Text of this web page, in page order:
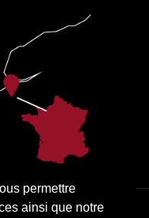
permettre
ainsi que notre
ACCESSIBILITÉ